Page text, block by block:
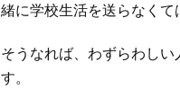
緒に学校生活を送らなくて
そうなれば、わずらわし
す。